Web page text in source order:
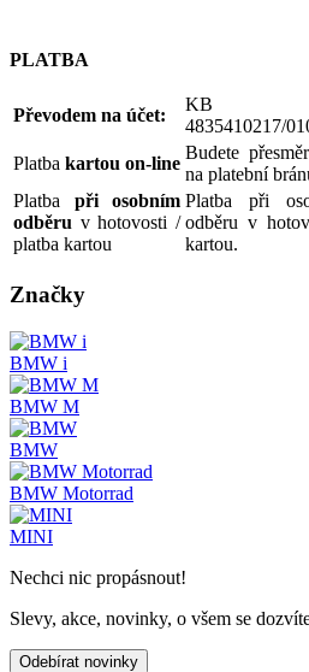
PLATBA
Převodem na účet:
KB
4835410217/
Platba kartou on-line
Budete
na platební
Platba při osobním
odběru v hotovosti /
platba kartou
Platba při
odběru v
kartou.
Značky
BMW i
BMW M
BMW
BMW Motorrad
MINI
Nechci nic propásnout!
Slevy, akce, novinky, o všem se
Odebírat novinky